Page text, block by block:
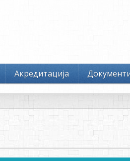
Акредитација